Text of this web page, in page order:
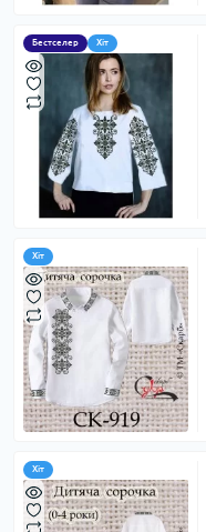
Бестселер Хіт
Хіт
Хіт